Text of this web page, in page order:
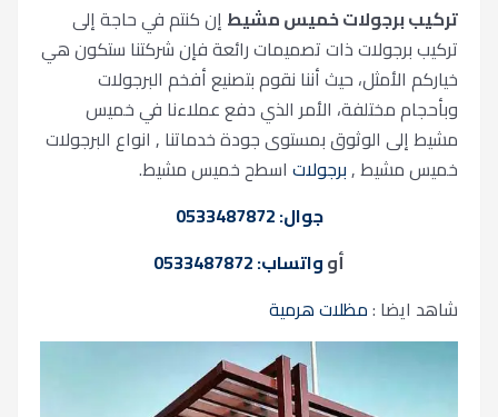
تركيب برجولات خميس مشيط إن كنتم في حاجة إلى
تركيب برجولات ذات تصميمات رائعة فإن شركتنا ستكون هي
خياركم الأمثل، حيث أننا نقوم بتصنيع أفخم البرجولات
وبأحجام مختلفة، الأمر الذي دفع عملاءنا في خميس
مشيط إلى الوثوق بمستوى جودة خدماتنا , انواع البرجولات
خميس مشيط ,برجولات اسطح خميس مشيط.
جوال: 0533487872
أوواتساب: 0533487872
شاهد ايضا :مظلات هرمية